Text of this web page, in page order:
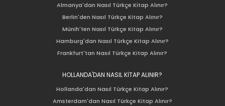
Almanya'dan Nasıl Türkçe Kitap Alınır?
Berlin'den Nasıl Türkçe Kitap Alınır?
Münih'ten Nasıl Türkçe Kitap Alınır?
Hamburg'dan Nasıl Türkçe Kitap Alınır?
Frankfurt'tan Nasıl Türkçe Kitap Alınır?
HOLLANDA'DAN NASIL KİTAP ALINIR?
Hollanda'dan Nasıl Türkçe Kitap Alınır?
Amsterdam'dan Nasıl Türkçe Kitap Alınır?